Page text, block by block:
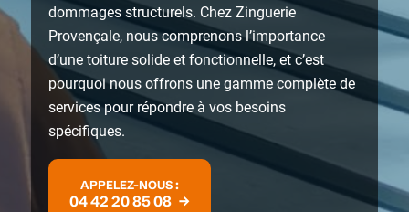
dommages structurels. Chez Zinguerie
Provençale, nous comprenons l’importance
d’une toiture solide et fonctionnelle, et c’est
pourquoi nous offrons une gamme complète de
services pour répondre à vos besoins
spécifiques.
APPELEZ-NOUS :
04 42 20 85 08